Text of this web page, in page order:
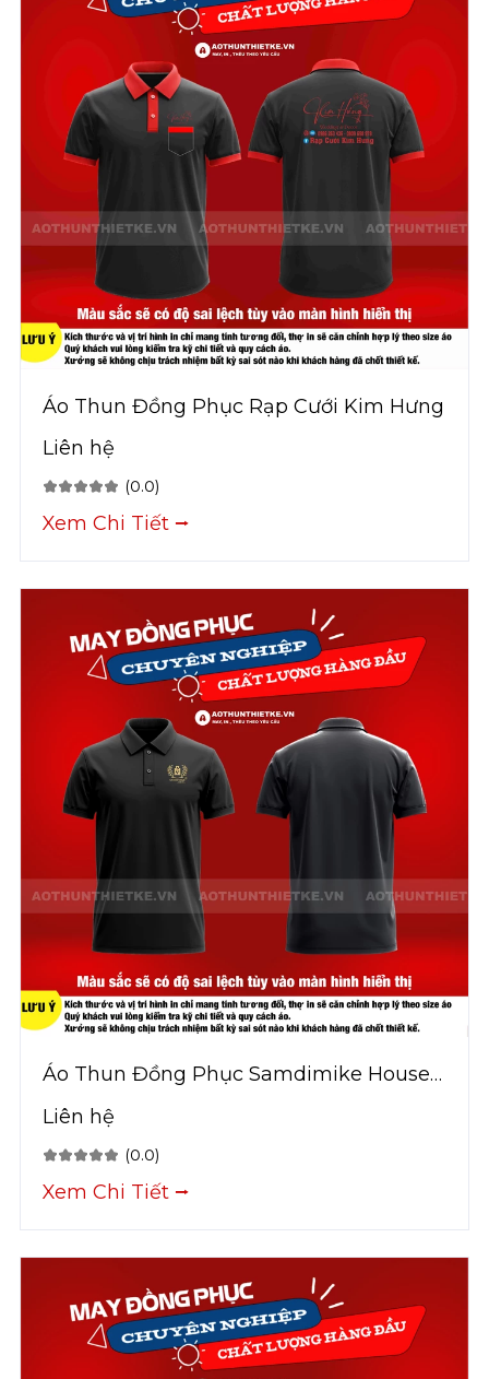
Áo Thun Đồng Phục Rạp Cưới Kim Hưng
Liên hệ
(0.0)
Xem Chi Tiết ⭢
Áo Thun Đồng Phục Samdimike House
Coffee
Liên hệ
(0.0)
Xem Chi Tiết ⭢